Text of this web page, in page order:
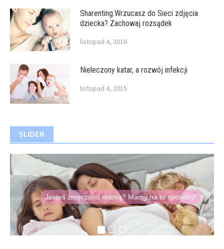
Sharenting.Wrzucasz do Sieci zdjęcia
dziecka? Zachowaj rozsądek
listopad 4, 2016
Nieleczony katar, a rozwój infekcji
listopad 4, 2015
SLIDER
Jesteś zmęczoną mamą? Mamy na to sposoby!
O zaletach i wadach
Co sleepingu
Domowe sposoby na zabkowanie
Koniecznie przeczytaj